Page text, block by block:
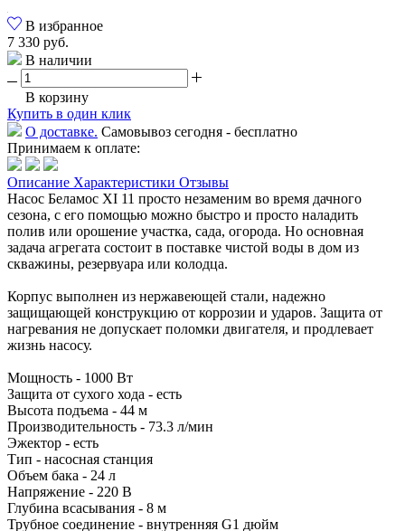
В избранное
7 330 руб.
В наличии
В корзину
Купить в один клик
О доставке. Самовывоз сегодня - бесплатно
Принимаем к оплате:
Описание Характеристики Отзывы
Насос Беламос XI 11 просто незаменим во время дачного
сезона, с его помощью можно быстро и просто наладить
полив или орошение участка, сада, огорода. Но основная
задача агрегата состоит в поставке чистой воды в дом из
скважины, резервуара или колодца.
Корпус выполнен из нержавеющей стали, надежно
защищающей конструкцию от коррозии и ударов. Защита от
нагревания не допускает поломки двигателя, и продлевает
жизнь насосу.
Мощность - 1000 Вт
Защита от сухого хода - есть
Высота подъема - 44 м
Производительность - 73.3 л/мин
Эжектор - есть
Тип - насосная станция
Объем бака - 24 л
Напряжение - 220 В
Глубина всасывания - 8 м
Трубное соединение - внутренняя G1 дюйм